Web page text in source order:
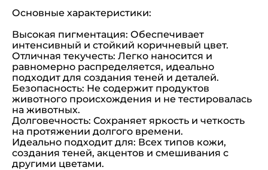
Основные характеристики:
Высокая пигментация: Обеспечивает
интенсивный и стойкий коричневый цвет.
Отличная текучесть: Легко наносится и
равномерно распределяется, идеально
подходит для создания теней и деталей.
Безопасность: Не содержит продуктов
животного происхождения и не тестировалась
на животных.
Долговечность: Сохраняет яркость и четкость
на протяжении долгого времени.
Идеально подходит для: Всех типов кожи,
создания теней, акцентов и смешивания с
другими цветами.